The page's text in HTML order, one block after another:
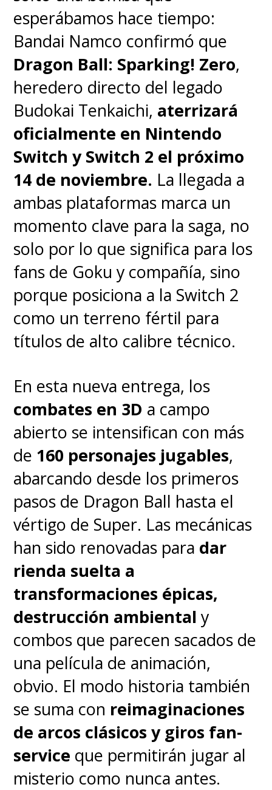
esperábamos hace tiempo:
Bandai Namco confirmó que
Dragon Ball: Sparking! Zero,
heredero directo del legado
Budokai Tenkaichi, aterrizará
oficialmente en Nintendo
Switch y Switch 2 el próximo
14 de noviembre. La llegada a
ambas plataformas marca un
momento clave para la saga, no
solo por lo que significa para los
fans de Goku y compañía, sino
porque posiciona a la Switch 2
como un terreno fértil para
títulos de alto calibre técnico.
En esta nueva entrega, los
combates en 3D a campo
abierto se intensifican con más
de 160 personajes jugables,
abarcando desde los primeros
pasos de Dragon Ball hasta el
vértigo de Super. Las mecánicas
han sido renovadas para dar
rienda suelta a
transformaciones épicas,
destrucción ambiental y
combos que parecen sacados de
una película de animación,
obvio. El modo historia también
se suma con reimaginaciones
de arcos clásicos y giros fan-
service que permitirán jugar al
misterio como nunca antes.